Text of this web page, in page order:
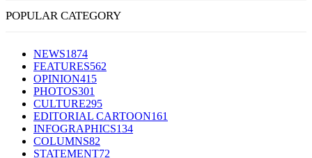
POPULAR CATEGORY
NEWS1874
FEATURES562
OPINION415
PHOTOS301
CULTURE295
EDITORIAL CARTOON161
INFOGRAPHICS134
COLUMNS82
STATEMENT72